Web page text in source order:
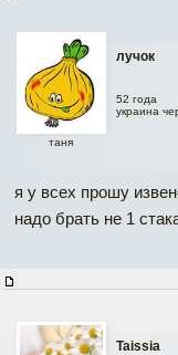
лучок
таня
52 года
украина
я у всех прошу
надо брать не 1
Taissia